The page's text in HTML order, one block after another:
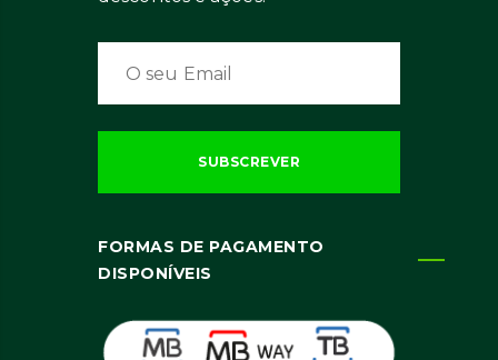
FORMAS DE PAGAMENTO
DISPONÍVEIS